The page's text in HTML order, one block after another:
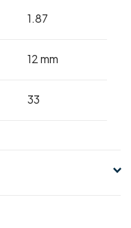
1.87
12 mm
33